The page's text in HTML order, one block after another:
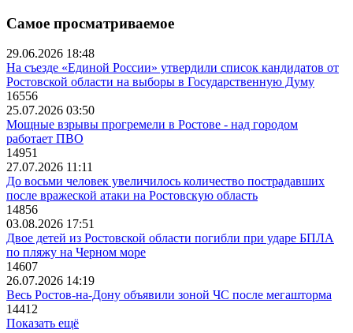
Самое просматриваемое
29.06.2026 18:48
На съезде «Единой России» утвердили список кандидатов от
Ростовской области на выборы в Государственную Думу
16556
25.07.2026 03:50
Мощные взрывы прогремели в Ростове - над городом
работает ПВО
14951
27.07.2026 11:11
До восьми человек увеличилось количество пострадавших
после вражеской атаки на Ростовскую область
14856
03.08.2026 17:51
Двое детей из Ростовской области погибли при ударе БПЛА
по пляжу на Черном море
14607
26.07.2026 14:19
Весь Ростов-на-Дону объявили зоной ЧС после мегашторма
14412
Показать ещё